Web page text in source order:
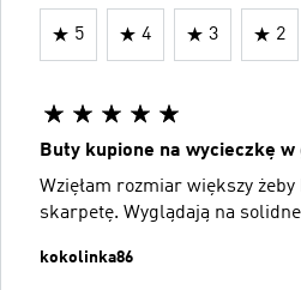
5 4 3 2
Buty kupione na wycieczkę w
Wzięłam rozmiar większy żeby
skarpetę. Wyglądają na
kokolinka86